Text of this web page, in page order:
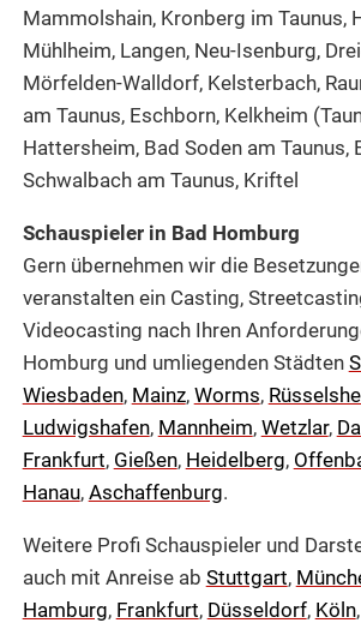
Mammolshain, Kronberg im Taunus,
Mühlheim, Langen, Neu-Isenburg,
Mörfelden-Walldorf, Kelsterbach,
am Taunus, Eschborn, Kelkheim
Hattersheim, Bad Soden am Taunus,
Schwalbach am Taunus, Kriftel
Schauspieler in Bad Homburg
Gern übernehmen wir die
veranstalten ein Casting,
Videocasting nach Ihren
Homburg und umliegenden Städten
Wiesbaden, Mainz, Worms,
Ludwigshafen, Mannheim, Wetzlar,
Frankfurt, Gießen, Heidelberg,
Hanau, Aschaffenburg.
Weitere Profi Schauspieler und
auch mit Anreise ab Stuttgart,
Hamburg, Frankfurt, Düsseldorf, Köln,